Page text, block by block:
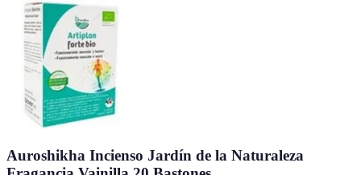
Auroshikha Incienso Jardín de la Naturaleza